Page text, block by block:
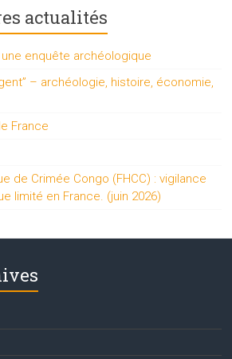
actualités
enquête archéologique
– archéologie, histoire, économie,
France
de Crimée Congo (FHCC) : vigilance
limité en France. (juin 2026)